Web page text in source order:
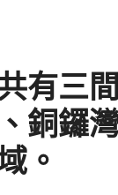
有三
銅鑼
。